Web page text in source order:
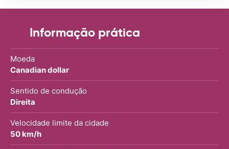
Informação prática
Moeda
Canadian dollar
Sentido de condução
Direita
Velocidade limite da cidade
50 km/h